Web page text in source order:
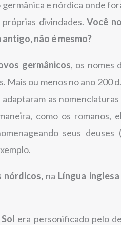
germânica e nórdica onde
próprias divindades.Você
não é mesmo?
germânicos, os nomes
Mais ou menos no ano 200
as nomenclaturas
como os romanos,
seus deuses
nórdicos, na Língua inglesa
Sol era personificado pelo